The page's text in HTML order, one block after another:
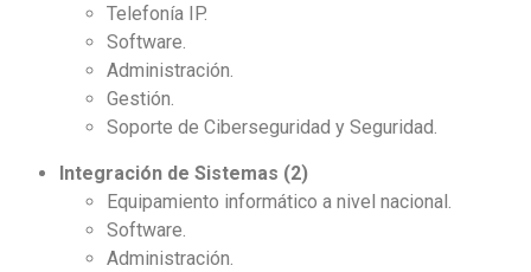
Telefonía IP.
Software.
Administración.
Gestión.
Soporte de Ciberseguridad y Seguridad.
Integración de Sistemas (2)
Equipamiento informático a nivel nacional.
Software.
Administración.